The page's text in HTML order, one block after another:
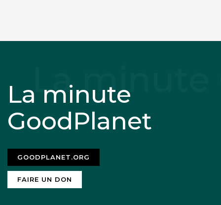
La minute
GoodPlanet
GOODPLANET.ORG
FAIRE UN DON